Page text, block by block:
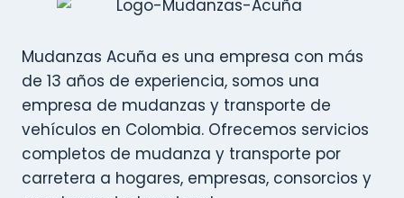
Mudanzas Acuña es una empresa con más
de 13 años de experiencia, somos una
empresa de mudanzas y transporte de
vehículos en Colombia. Ofrecemos servicios
completos de mudanza y transporte por
carretera a hogares, empresas, consorcios y